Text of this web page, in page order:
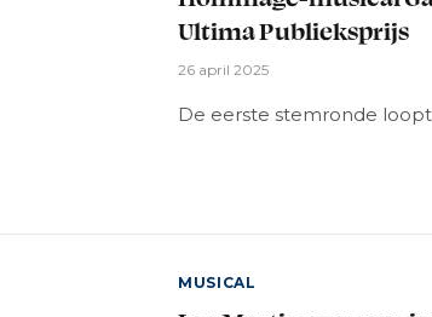
Ultima Publieksprijs
26 april 2025
De eerste stemronde
MUSICAL